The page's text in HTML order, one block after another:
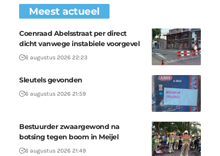
Meest actueel
Coenraad Abelsstraat per direct
dicht vanwege instabiele voorgevel
6 augustus 2026 22:23
Sleutels gevonden
6 augustus 2026 21:59
Bestuurder zwaargewond na
botsing tegen boom in Meijel
6 augustus 2026 21:49